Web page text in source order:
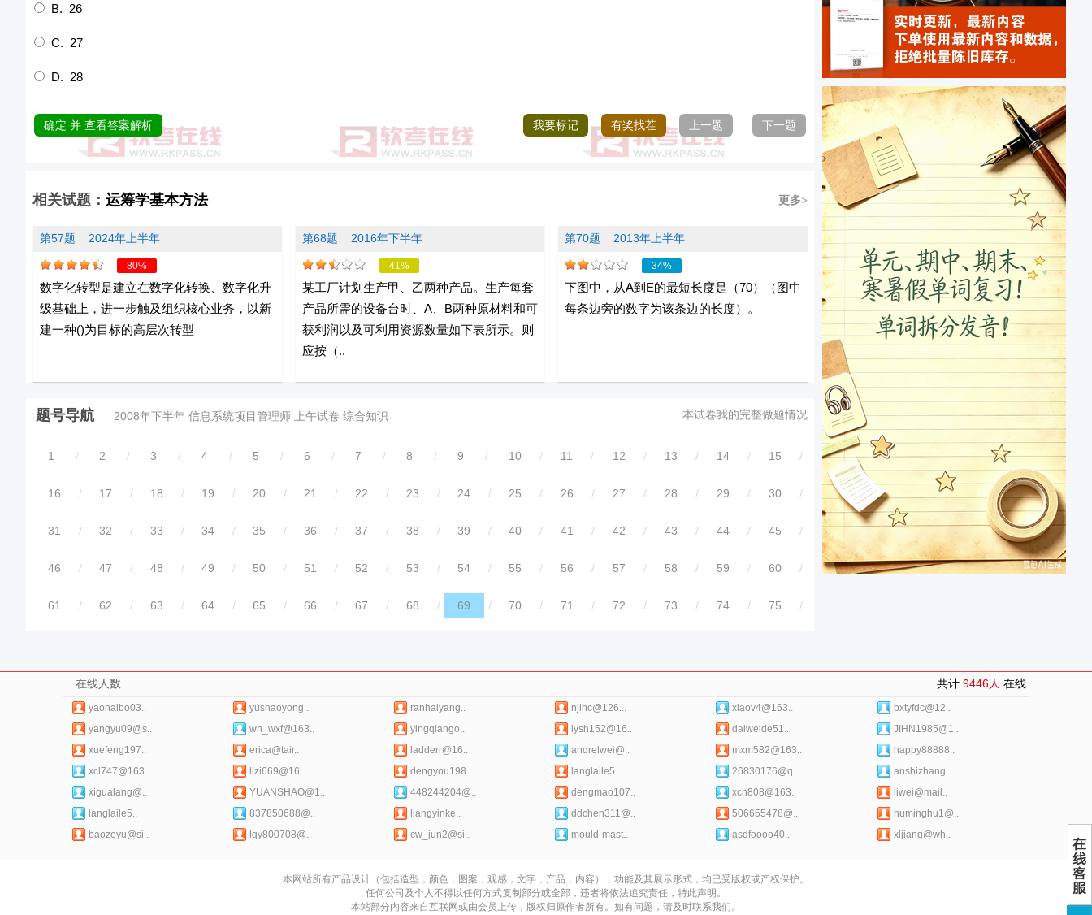
B. 26
C. 27
D. 28
确定 并 查看答案解析 我要标记 有奖找茬 上一题 下一题
相关试题： 运筹学基本方法 更多>
第57题 2024年上半年
80%
数字化转型是建立在数字化转换、数字化升
级基础上，进一步触及组织核心业务，以新
建一种()为目标的高层次转型
第68题 2016年下半年
41%
某工厂计划生产甲、乙两种产品。生产每套
产品所需的设备台时、A、B两种原材料和可
获利润以及可利用资源数量如下表所示。则
应按（..
第70题 2013年上半年
34%
下图中，从A到E的最短长度是（70）（图中
每条边旁的数字为该条边的长度）。
题号导航 2008年下半年 信息系统项目管理师 上午试卷 综合知识 本试卷我的完整做题情况
1 / 2 / 3 / 4 / 5 / 6 / 7 / 8 / 9 / 10 / 11 / 12 / 13 / 14 / 15 /
16 / 17 / 18 / 19 / 20 / 21 / 22 / 23 / 24 / 25 / 26 / 27 / 28 / 29 / 30 /
31 / 32 / 33 / 34 / 35 / 36 / 37 / 38 / 39 / 40 / 41 / 42 / 43 / 44 / 45 /
46 / 47 / 48 / 49 / 50 / 51 / 52 / 53 / 54 / 55 / 56 / 57 / 58 / 59 / 60 /
61 / 62 / 63 / 64 / 65 / 66 / 67 / 68 / 69 / 70 / 71 / 72 / 73 / 74 / 75 /
在线人数 共计 9446人 在线
yaohaibo03.. yushaoyong.. ranhaiyang.. njlhc@126... xiaov4@163..
bxtyfdc@12..
yangyu09@s..
wh_wxf@163.. yingqiango.. lysh152@16.. daiweide51..
JIHN1985@1..
xuefeng197..
erica@tair.. ladderr@16.. andrelwei@.. mxm582@163..
happy88888..
xcl747@163..
lizi669@16.. dengyou198.. langlaile5.. 26830176@q..
anshizhang..
xigualang@..
YUANSHAO@1.. 448244204@.. dengmao107.. xch808@163..
liwei@mail..
langlaile5..
837850688@.. liangyinke.. ddchen311@.. 506655478@..
huminghu1@..
baozeyu@si..
lqy800708@.. cw_jun2@si.. mould-mast.. asdfoooo40.. xljiang@wh..
本网站所有产品设计（包括造型，颜色，图案，观感，文字，产品，内容），功能及其展示形式，均已受版权或产权保护。
任何公司及个人不得以任何方式复制部分或全部，违者将依法追究责任，特此声明。
本站部分内容来自互联网或由会员上传，版权归原作者所有。如有问题，请及时联系我们。